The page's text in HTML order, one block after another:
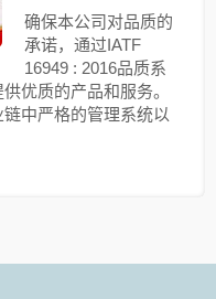
确保本公司对品质的
承诺，通过IATF
16949 : 2016品质系
优质的产品和服务。
中严格的管理系统以